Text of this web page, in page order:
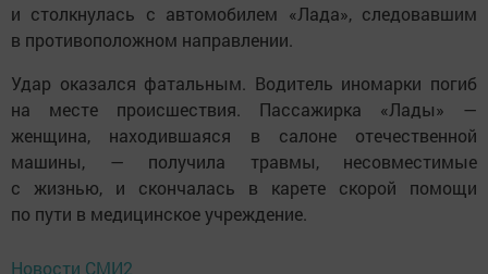
и столкнулась с автомобилем «Лада», следовавшим
в противоположном направлении.
Удар оказался фатальным. Водитель иномарки погиб
на месте происшествия. Пассажирка «Лады» —
женщина, находившаяся в салоне отечественной
машины, — получила травмы, несовместимые
с жизнью, и скончалась в карете скорой помощи
по пути в медицинское учреждение.
Новости СМИ2